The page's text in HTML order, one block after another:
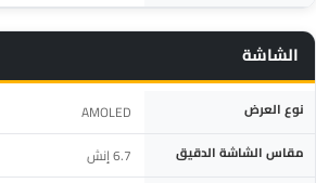
الشاشة
المواصفة
نوع العرض AMOLED
مقاس الشاشة الدقيق 6.7 إنش